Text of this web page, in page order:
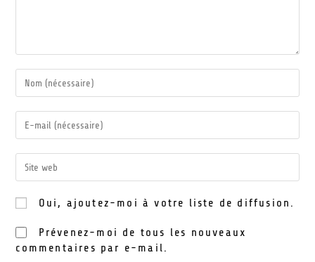
Oui, ajoutez-moi à votre liste de diffusion.
Prévenez-moi de tous les nouveaux
commentaires par e-mail.